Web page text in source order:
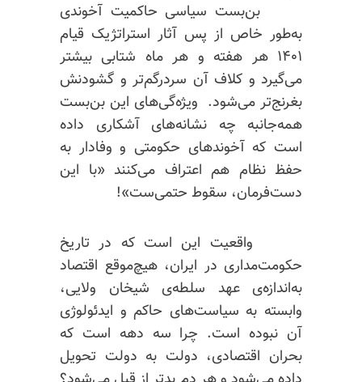
بن‌بست سیاسی حاکمیت آخوندی
به‌طور خاص از پس آثار استراتژیک قیام
۱۴۰۱ هر هفته و هر ماه شتابی بیشتر
می‌گیرد و کلاف آن سردرگم‌تر و گشودنش
بغرنج‌تر می‌شود. ویژه‌گی‌های این بن‌بست
همه‌جانبه‌ چه نشانه‌های آشکاری داده
است که آخوندهای حکومتی و وفادار به
حفظ نظام هم اعتراف می‌کنند «با این
دست‌فرمان، سقوط حتمی‌ست»!
واقعیت این است که در تاریخ
حکومت‌مداری در ایران، هیچ‌موقع اقتصاد
به‌اندازه‌ی عهد سلطه‌ی شیخان ولایی،
وابسته به سیاست‌های حاکم و ایدئولوژی
آن نبوده است. چرا سه دهه است که
بحران اقتصادی، دولت به دولت تحویل